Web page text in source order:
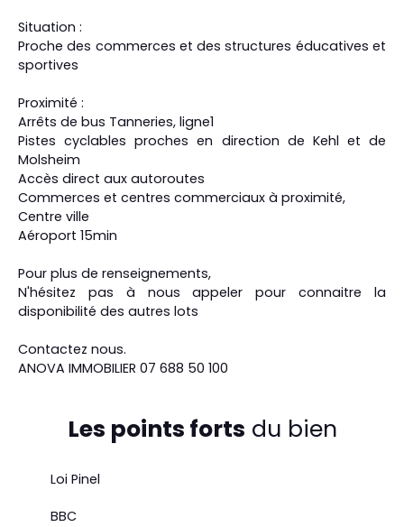
Situation :
Proche des commerces et des structures éducatives et
sportives
Proximité :
Arrêts de bus Tanneries, ligne1
Pistes cyclables proches en direction de Kehl et de
Molsheim
Accès direct aux autoroutes
Commerces et centres commerciaux à proximité,
Centre ville
Aéroport 15min
Pour plus de renseignements,
N'hésitez pas à nous appeler pour connaitre la
disponibilité des autres lots
Contactez nous.
ANOVA IMMOBILIER 07 688 50 100
Les points forts du bien
Loi Pinel
BBC